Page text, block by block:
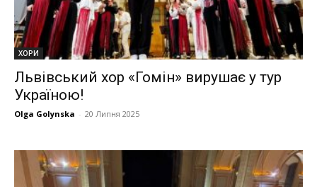
ХОРИ
Львівський хор «Гомін» вирушає у тур
Україною!
Olga Golynska - 20 Липня 2025